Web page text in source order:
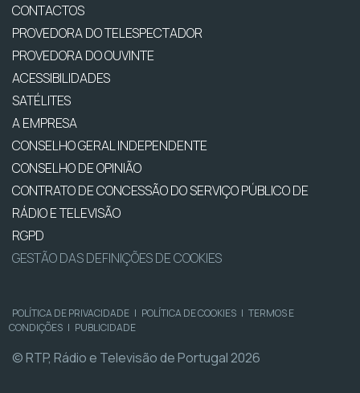
CONTACTOS
PROVEDORA DO TELESPECTADOR
PROVEDORA DO OUVINTE
ACESSIBILIDADES
SATÉLITES
A EMPRESA
CONSELHO GERAL INDEPENDENTE
CONSELHO DE OPINIÃO
CONTRATO DE CONCESSÃO DO SERVIÇO PÚBLICO DE
RÁDIO E TELEVISÃO
RGPD
GESTÃO DAS DEFINIÇÕES DE COOKIES
POLÍTICA DE PRIVACIDADE | POLÍTICA DE COOKIES | TERMOS E
CONDIÇÕES | PUBLICIDADE
© RTP, Rádio e Televisão de Portugal 2026